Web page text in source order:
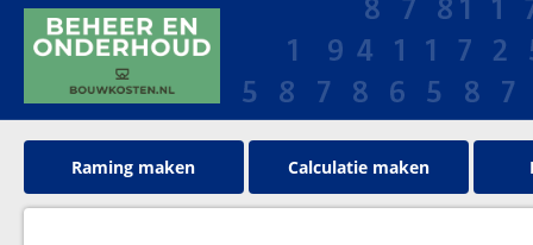
Raming maken Calculatie maken